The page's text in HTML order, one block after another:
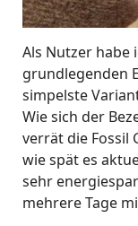
Als Nutzer habe
grundlegenden
simpelste
Wie sich der
verrät die Fossil
wie spät es
sehr
mehrere Tage